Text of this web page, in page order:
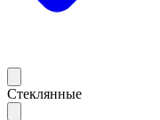
Стеклянные